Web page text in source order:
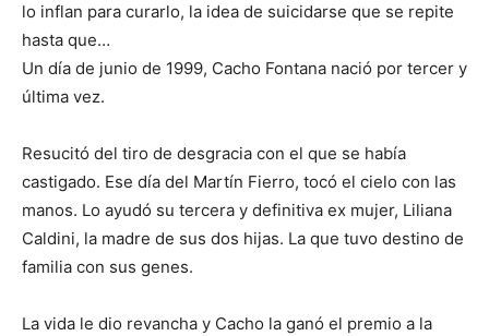
lo inflan para curarlo, la idea de suicidarse que se repite
hasta que…
Un día de junio de 1999, Cacho Fontana nació por tercer y
última vez.
Resucitó del tiro de desgracia con el que se había
castigado. Ese día del Martín Fierro, tocó el cielo con las
manos. Lo ayudó su tercera y definitiva ex mujer, Liliana
Caldini, la madre de sus dos hijas. La que tuvo destino de
familia con sus genes.
La vida le dio revancha y Cacho la ganó el premio a la